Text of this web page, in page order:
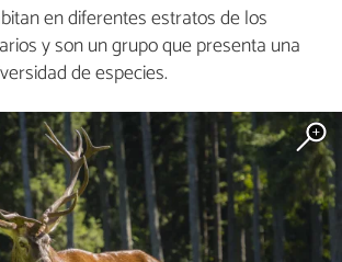
en diferentes estratos de los
y son un grupo que presenta una
de especies.